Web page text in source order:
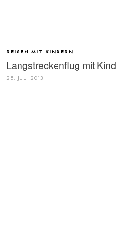
REISEN MIT KINDERN
Langstreckenflug mit Kind
25. JULI 2013